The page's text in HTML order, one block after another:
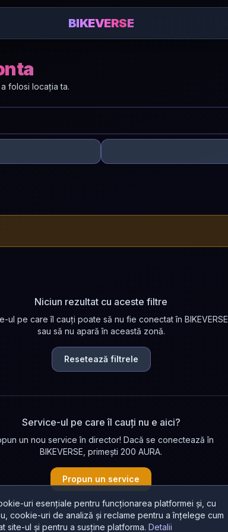
uri esențiale pentru funcționarea platformei și, cu
cookie-uri de analiză și reclame pentru a înțelege cum
site-ul și pentru a susține platforma. Detalii
BIKEVERSE
folosi locația ta.
Niciun rezultat cu aceste filtre
ul pe care îl cauți poate să nu fie conectat în BIKEVERSE
sau să nu apară în această zonă.
Resetează filtrele
Service-ul pe care îl cauți nu e aici?
un nou service în director! Dacă se conectează în
BIKEVERSE, primești 200 AURA.
Propun un service